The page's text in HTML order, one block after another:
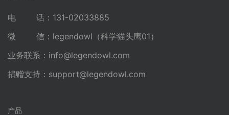
电 话：131-02033885
微 信：legendowl（科学猫头鹰01）
业务联系： info@legendowl.com
捐赠支持： support@legendowl.com
产品